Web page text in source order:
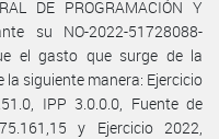
DE PROGRAMACIÓN Y
su NO-2022-51728088-
el gasto que surge de la
siguiente manera: Ejercicio
IPP 3.0.0.0, Fuente de
y Ejercicio 2022,